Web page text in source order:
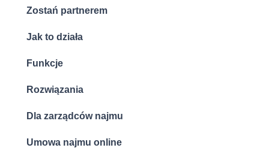
Zostań partnerem
Jak to działa
Funkcje
Rozwiązania
Dla zarządców najmu
Umowa najmu online